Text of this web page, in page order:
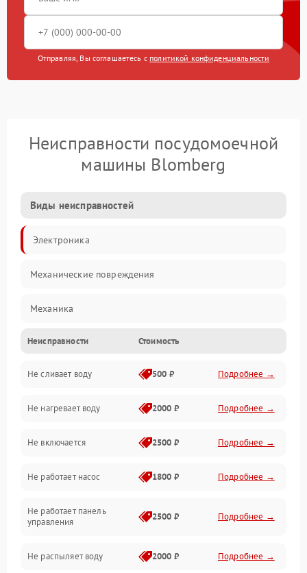
Отправляя, Вы соглашаетесь с политикой конфиденциальности
Неисправности посудомоечной
машины Blomberg
Виды неисправностей
Электроника
Механические повреждения
Механика
Управление
Электропитание
Датчики
Нагрев
Вода
Гигиена
Программное обеспечение
Неисправности Стоимость
Не сливает воду 500 ₽ Подробнее →
Не нагревает воду 2000 ₽ Подробнее →
Не включается 2500 ₽ Подробнее →
Не работает насос 1800 ₽ Подробнее →
Не работает панель
управления
2500 ₽ Подробнее →
Не распыляет воду 2000 ₽ Подробнее →